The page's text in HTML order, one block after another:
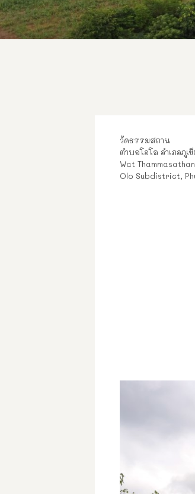
วัดธรรมสถาน
ตำบลโอโล อำเภอภูเ
Wat Thammasathan
Olo Subdistrict,